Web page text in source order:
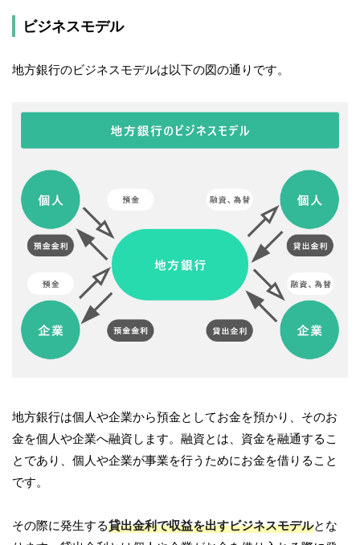
ビジネスモデル
地方銀行のビジネスモデルは以下の図の通りです。
地方銀行は個人や企業から預金としてお金を預かり、そのお
金を個人や企業へ融資します。融資とは、資金を融通するこ
とであり、個人や企業が事業を行うためにお金を借りること
です。
その際に発生する貸出金利で収益を出すビジネスモデルとな